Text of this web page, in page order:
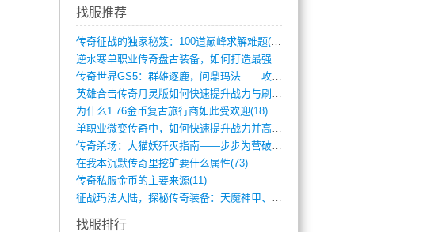
找服推荐
传奇征战的独家秘笈：100道巅峰求解难题(366)
逆水寒单职业传奇盘古装备，如何打造最强战(491)
传奇世界GS5：群雄逐鹿，问鼎玛法——攻(626)
英雄合击传奇月灵版如何快速提升战力与刷装(381)
为什么1.76金币复古旅行商如此受欢迎(18)
单职业微变传奇中，如何快速提升战力并高效(5)
传奇杀场：大猫妖歼灭指南——步步为营破强(347)
在我本沉默传奇里挖矿要什么属性(73)
传奇私服金币的主要来源(11)
征战玛法大陆，探秘传奇装备：天魔神甲、屠(870)
找服排行